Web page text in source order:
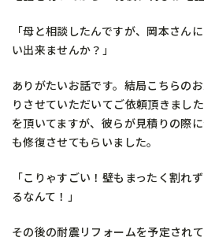
「母と相談したんですが、岡本さん
い出来ませんか？」
ありがたいお話です。結局こちらの
りさせていただいてご依頼頂きまし
を頂いてますが、彼らが見積りの際
も修復させてもらいました。
「こりゃすごい！壁もまったく割れ
るなんて！」
その後の耐震リフォームを予定され